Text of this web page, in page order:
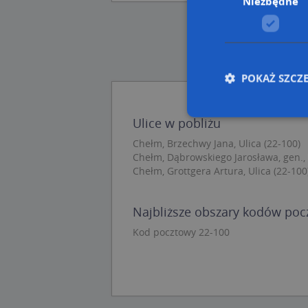
Ulice w pobliżu
Chełm, Brzechwy Jana, Ulica (22-100)
Chełm, Dąbrowskiego Jarosława,
Chełm, Grottgera Artura, Ulica (22-
Najbliższe obszary kodów
Kod pocztowy 22-100
POKAŻ
Niezbędne pliki
zarządzanie
Nazwa